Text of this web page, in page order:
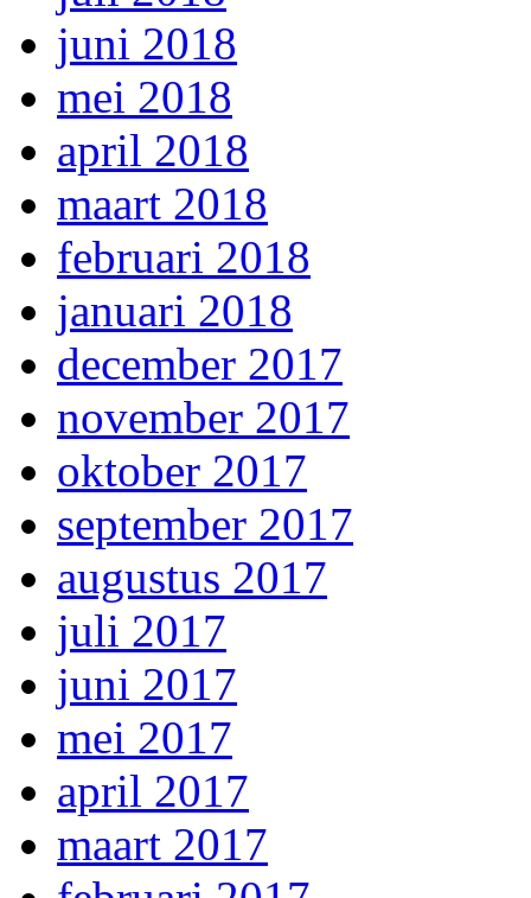
juni 2018
mei 2018
april 2018
maart 2018
februari 2018
januari 2018
december 2017
november 2017
oktober 2017
september 2017
augustus 2017
juli 2017
juni 2017
mei 2017
april 2017
maart 2017